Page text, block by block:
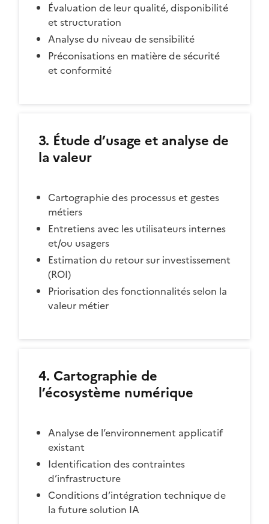
Évaluation de leur qualité, disponibilité
et structuration
Analyse du niveau de sensibilité
Préconisations en matière de sécurité
et conformité
3. Étude d’usage et analyse de
la valeur
Cartographie des processus et gestes
métiers
Entretiens avec les utilisateurs internes
et/ou usagers
Estimation du retour sur investissement
(ROI)
Priorisation des fonctionnalités selon la
valeur métier
4. Cartographie de
l’écosystème numérique
Analyse de l’environnement applicatif
existant
Identification des contraintes
d’infrastructure
Conditions d’intégration technique de
la future solution IA